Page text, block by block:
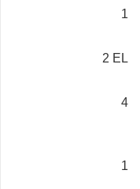
1
2 EL
4
1